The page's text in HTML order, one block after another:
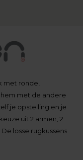
met ronde,
met de andere
je opstelling en je
uit 2 armen, 2
losse rugkussens